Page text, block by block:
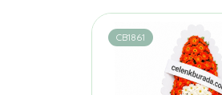
CB1861